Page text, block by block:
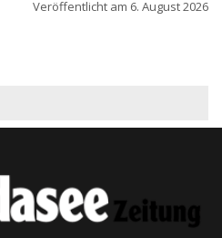
Veröffentlicht am 6. August 2026